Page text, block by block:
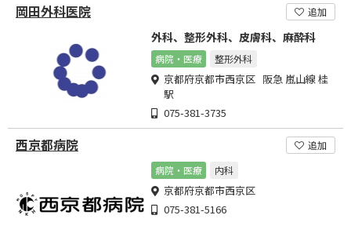
岡田外科医院 追加
外科、整形外科、皮膚科、麻酔科
病院・医療 整形外科
京都府京都市西京区 阪急 嵐山線 桂
駅
075-381-3735
西京都病院
追加
病院・医療
内科
京都府京都市西京区
075-381-5166